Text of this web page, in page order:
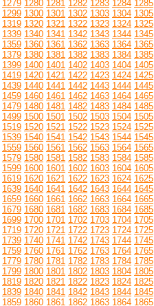
1279 1280 1281 1282 1283 1284 1285
1299 1300 1301 1302 1303 1304 1305
1319 1320 1321 1322 1323 1324 1325
1339 1340 1341 1342 1343 1344 1345
1359 1360 1361 1362 1363 1364 1365
1379 1380 1381 1382 1383 1384 1385
1399 1400 1401 1402 1403 1404 1405
1419 1420 1421 1422 1423 1424 1425
1439 1440 1441 1442 1443 1444 1445
1459 1460 1461 1462 1463 1464 1465
1479 1480 1481 1482 1483 1484 1485
1499 1500 1501 1502 1503 1504 1505
1519 1520 1521 1522 1523 1524 1525
1539 1540 1541 1542 1543 1544 1545
1559 1560 1561 1562 1563 1564 1565
1579 1580 1581 1582 1583 1584 1585
1599 1600 1601 1602 1603 1604 1605
1619 1620 1621 1622 1623 1624 1625
1639 1640 1641 1642 1643 1644 1645
1659 1660 1661 1662 1663 1664 1665
1679 1680 1681 1682 1683 1684 1685
1699 1700 1701 1702 1703 1704 1705
1719 1720 1721 1722 1723 1724 1725
1739 1740 1741 1742 1743 1744 1745
1759 1760 1761 1762 1763 1764 1765
1779 1780 1781 1782 1783 1784 1785
1799 1800 1801 1802 1803 1804 1805
1819 1820 1821 1822 1823 1824 1825
1839 1840 1841 1842 1843 1844 1845
1859 1860 1861 1862 1863 1864 1865